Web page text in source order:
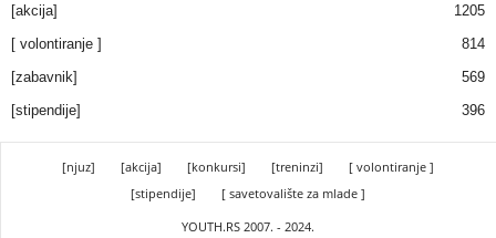
[akcija]
1205
[ volontiranje ]
814
[zabavnik]
569
[stipendije]
396
[njuz] [akcija] [konkursi] [treninzi]
[ volontiranje ]
[stipendije]
[ savetovalište za mlade ]
YOUTH.RS 2007. - 2024.